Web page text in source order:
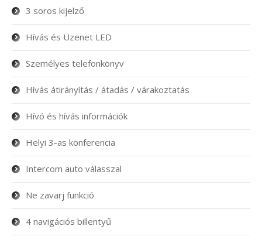
3 soros kijelző
Hívás és Üzenet LED
Személyes telefonkönyv
Hívás átirányítás / átadás / várakoztatás
Hívó és hívás információk
Helyi 3-as konferencia
Intercom auto válasszal
Ne zavarj funkció
4 navigációs billentyű